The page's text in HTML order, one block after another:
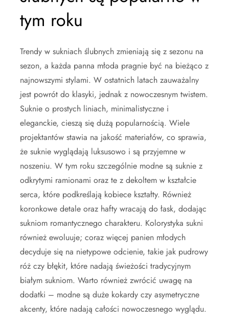
tym roku
Trendy w sukniach ślubnych zmieniają się z sezonu na
sezon, a każda panna młoda pragnie być na bieżąco z
najnowszymi stylami. W ostatnich latach zauważalny
jest powrót do klasyki, jednak z nowoczesnym twistem.
Suknie o prostych liniach, minimalistyczne i
eleganckie, cieszą się dużą popularnością. Wiele
projektantów stawia na jakość materiałów, co sprawia,
że suknie wyglądają luksusowo i są przyjemne w
noszeniu. W tym roku szczególnie modne są suknie z
odkrytymi ramionami oraz te z dekoltem w kształcie
serca, które podkreślają kobiece kształty. Również
koronkowe detale oraz hafty wracają do łask, dodając
sukniom romantycznego charakteru. Kolorystyka sukni
również ewoluuje; coraz więcej panien młodych
decyduje się na nietypowe odcienie, takie jak pudrowy
róż czy błękit, które nadają świeżości tradycyjnym
białym sukniom. Warto również zwrócić uwagę na
dodatki – modne są duże kokardy czy asymetryczne
akcenty, które nadają całości nowoczesnego wyglądu.